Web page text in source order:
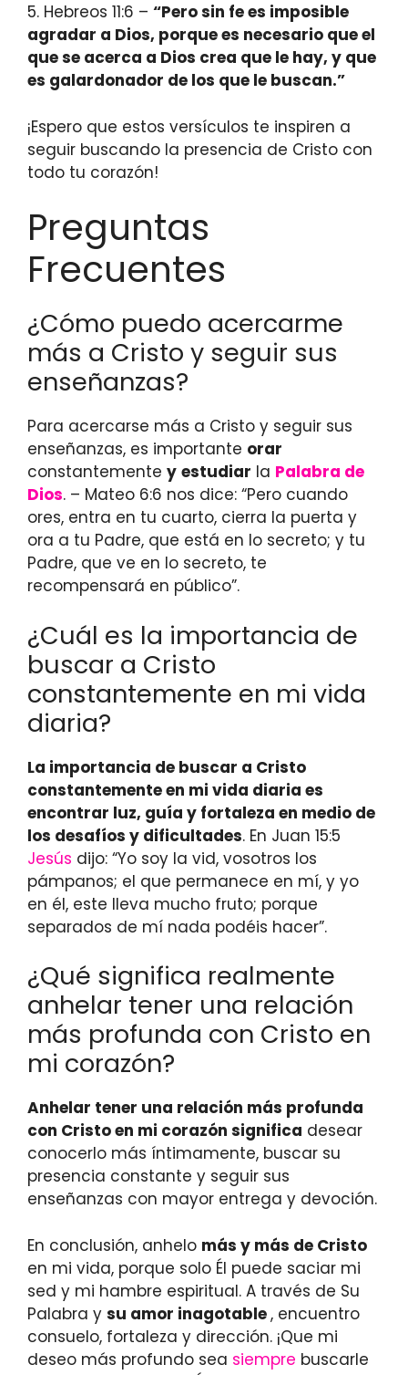
5. Hebreos 11:6 – “Pero sin fe es imposible
agradar a Dios, porque es necesario que el
que se acerca a Dios crea que le hay, y que
es galardonador de los que le buscan.”
¡Espero que estos versículos te inspiren a
seguir buscando la presencia de Cristo con
todo tu corazón!
Preguntas
Frecuentes
¿Cómo puedo acercarme
más a Cristo y seguir sus
enseñanzas?
Para acercarse más a Cristo y seguir sus
enseñanzas, es importante orar
constantemente y estudiar la Palabra de
Dios. – Mateo 6:6 nos dice: “Pero cuando
ores, entra en tu cuarto, cierra la puerta y
ora a tu Padre, que está en lo secreto; y tu
Padre, que ve en lo secreto, te
recompensará en público”.
¿Cuál es la importancia de
buscar a Cristo
constantemente en mi vida
diaria?
La importancia de buscar a Cristo
constantemente en mi vida diaria es
encontrar luz, guía y fortaleza en medio de
los desafíos y dificultades. En Juan 15:5
Jesús dijo: “Yo soy la vid, vosotros los
pámpanos; el que permanece en mí, y yo
en él, este lleva mucho fruto; porque
separados de mí nada podéis hacer”.
¿Qué significa realmente
anhelar tener una relación
más profunda con Cristo en
mi corazón?
Anhelar tener una relación más profunda
con Cristo en mi corazón significa desear
conocerlo más íntimamente, buscar su
presencia constante y seguir sus
enseñanzas con mayor entrega y devoción.
En conclusión, anhelo más y más de Cristo
en mi vida, porque solo Él puede saciar mi
sed y mi hambre espiritual. A través de Su
Palabra y su amor inagotable, encuentro
consuelo, fortaleza y dirección. ¡Que mi
deseo más profundo sea siempre buscarle